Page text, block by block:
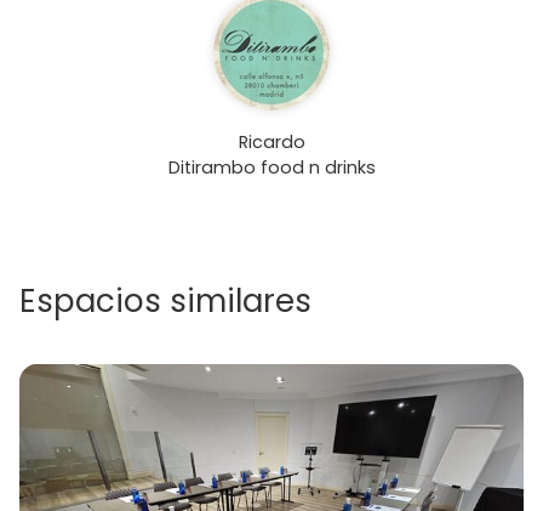
Ricardo
Ditirambo food n drinks
Espacios similares